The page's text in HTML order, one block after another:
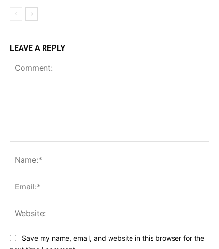
LEAVE A REPLY
Save my name, email, and website in this browser for the